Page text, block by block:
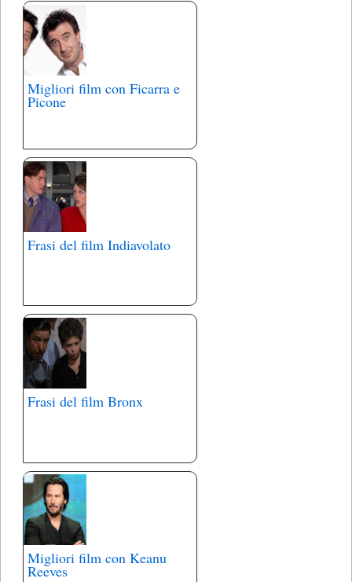
Migliori film con Ficarra e
Picone
Frasi del film Indiavolato
Frasi del film Bronx
Migliori film con Keanu
Reeves